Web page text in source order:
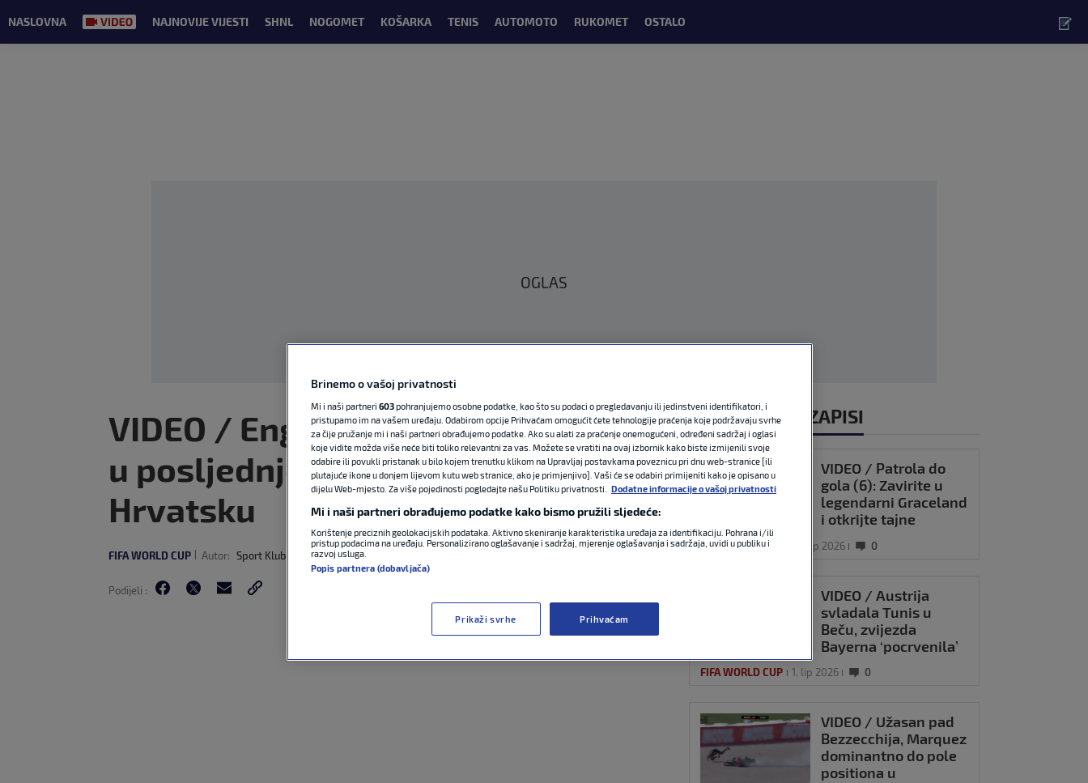
NASLOVNA NAJNOVIJE VIJESTI SHNL NOGOMET KOŠARKA TENIS AUTOMOTO RUKOMET OSTALO
OGLAS
VIDEO / Engleska razbila Kostariku
u posljednjoj provjeri pred
Hrvatsku
FIFA WORLD CUP Autor: Sport Klub 11. lip 2026 1:04
Podijeli :
OSTALI VIDEOZAPISI
VIDEO / Patrola do
gola (6): Zavirite u
legendarni Graceland
i otkrijte tajne
FIFA WORLD CUP 27. lip 2026 0
VIDEO / Austrija
svladala Tunis u
Beču, zvijezda
Bayerna ‘pocrvenila’
FIFA WORLD CUP 1. lip 2026 0
VIDEO / Užasan pad
Bezzecchija, Marquez
dominantno do pole
positiona u
Brinemo o vašoj privatnosti
Mi i naši partneri 603pohranjujemo osobne podatke, kao što su podaci o pregledavanju ili jedinstveni identifikatori, i
pristupamo im na vašem uređaju. Odabirom opcije Prihvaćam omogućit ćete tehnologije praćenja koje podržavaju svrhe
za čije pružanje mi i naši partneri obrađujemo podatke. Ako su alati za praćenje onemogućeni, određeni sadržaj i oglasi
koje vidite možda više neće biti toliko relevantni za vas. Možete se vratiti na ovaj izbornik kako biste izmijenili svoje
odabire ili povukli pristanak u bilo kojem trenutku klikom na Upravljaj postavkama poveznicu pri dnu web-stranice [ili
plutajuće ikone u donjem lijevom kutu web stranice, ako je primjenjivo]. Vaši će se odabiri primijeniti kako je opisano u
dijelu Web-mjesto. Za više pojedinosti pogledajte našu Politiku privatnosti.
Dodatne informacije o vašoj privatnosti
Mi i naši partneri obrađujemo podatke kako bismo pružili sljedeće:
Korištenje preciznih geolokacijskih podataka. Aktivno skeniranje karakteristika uređaja za identifikaciju. Pohrana i/ili
pristup podacima na uređaju. Personalizirano oglašavanje i sadržaj, mjerenje oglašavanja i sadržaja, uvidi u publiku i
razvoj usluga.
Popis partnera (dobavljača)
Prikaži svrhe Prihvaćam